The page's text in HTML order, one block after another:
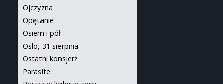
Ojczyzna
Opętanie
Osiem i pół
Oslo, 31 sierpnia
Ostatni konsjerż
Parasite